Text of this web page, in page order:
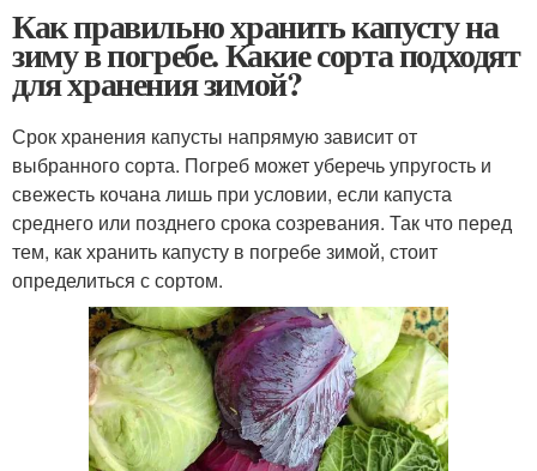
Как правильно хранить капусту на
зиму в погребе. Какие сорта подходят
для хранения зимой?
Срок хранения капусты напрямую зависит от
выбранного сорта. Погреб может уберечь упругость и
свежесть кочана лишь при условии, если капуста
среднего или позднего срока созревания. Так что перед
тем, как хранить капусту в погребе зимой, стоит
определиться с сортом.